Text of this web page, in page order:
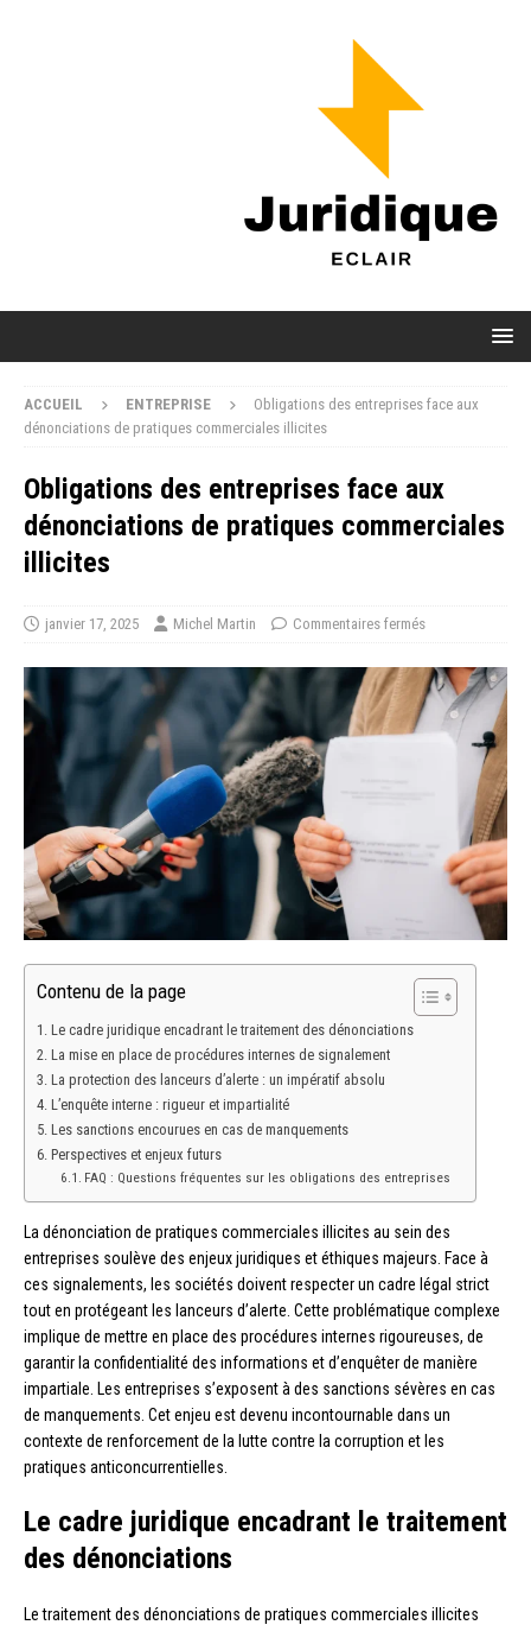
ACCUEIL ENTREPRISE
Obligations des entreprises face aux
dénonciations de pratiques commerciales illicites
Obligations des entreprises face aux
dénonciations de pratiques commerciales
illicites
janvier 17, 2025 Michel Martin Commentaires fermés
Contenu de la page
Le cadre juridique encadrant le traitement des dénonciations
La mise en place de procédures internes de signalement
La protection des lanceurs d’alerte : un impératif absolu
L’enquête interne : rigueur et impartialité
Les sanctions encourues en cas de manquements
Perspectives et enjeux futurs
FAQ : Questions fréquentes sur les obligations des entreprises
La dénonciation de pratiques commerciales illicites au sein des
entreprises soulève des enjeux juridiques et éthiques majeurs. Face à
ces signalements, les sociétés doivent respecter un cadre légal strict
tout en protégeant les lanceurs d’alerte. Cette problématique complexe
implique de mettre en place des procédures internes rigoureuses, de
garantir la confidentialité des informations et d’enquêter de manière
impartiale. Les entreprises s’exposent à des sanctions sévères en cas
de manquements. Cet enjeu est devenu incontournable dans un
contexte de renforcement de la lutte contre la corruption et les
pratiques anticoncurrentielles.
Le cadre juridique encadrant le traitement
des dénonciations
Le traitement des dénonciations de pratiques commerciales illicites